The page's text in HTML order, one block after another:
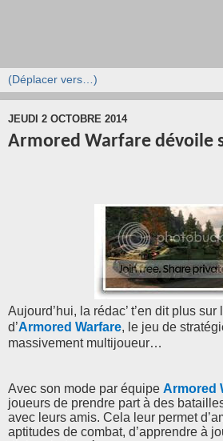
JEUDI 2 OCTOBRE 2014
Armored Warfare dévoile
Aujourd’hui, la rédac’ t’en dit plus
d’Armored Warfare, le jeu de
massivement multijoueur…
Avec son mode par équipe Armored
joueurs de prendre part à des
avec leurs amis. Cela leur permet
aptitudes de combat, d’apprendre à